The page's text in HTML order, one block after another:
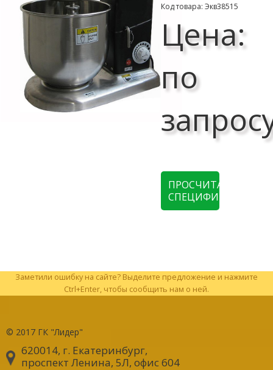
Код товара: Экв38515
Цена:
по
ПРОСЧИТАТЬ
СПЕЦИФИКАЦИЮ
Заметили ошибку на сайте? Выделите предложение и нажмите
Ctrl+Enter, чтобы сообщить нам о ней.
© 2017 ГК "Лидер"
620014, г. Екатеринбург,
проспект Ленина, 5Л, офис 604